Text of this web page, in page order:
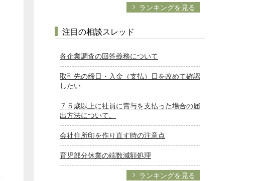
ランキングを見る
注目の相談スレッド
各企業調査の回答義務について
取引先の締日・入金（支払）日を改めて確認
したい
７５歳以上に社員に賞与を支払った場合の届
出方法について。
会社住所印を作り直す時の注意点
育児部分休業の端数減額処理
ランキングを見る